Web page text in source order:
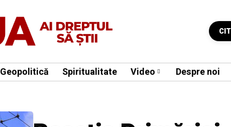
Geopolitică Spiritualitate Video Despre noi